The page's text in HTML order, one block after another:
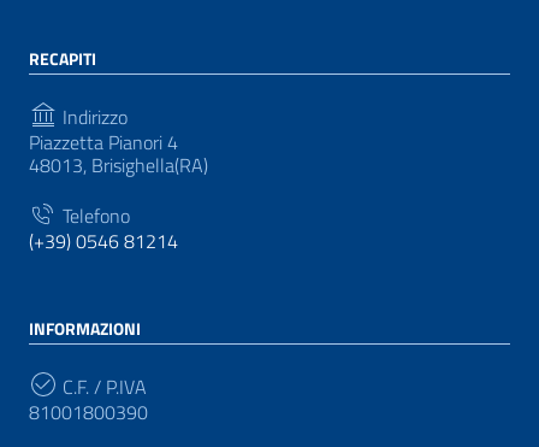
RECAPITI
Indirizzo
Piazzetta Pianori 4
48013, Brisighella(RA)
Telefono
(+39) 0546 81214
INFORMAZIONI
C.F. / P.IVA
81001800390